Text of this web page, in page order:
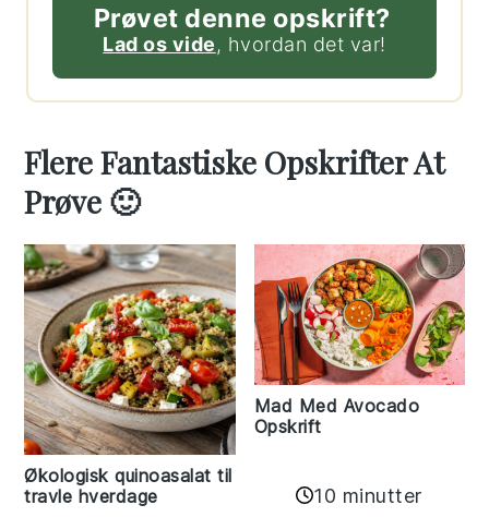
Prøvet denne opskrift?
Lad os vide, hvordan det var!
Flere Fantastiske Opskrifter At
Prøve 🙂
Økologisk quinoasalat til
travle hverdage
Mad Med Avocado
Opskrift
10 minutter